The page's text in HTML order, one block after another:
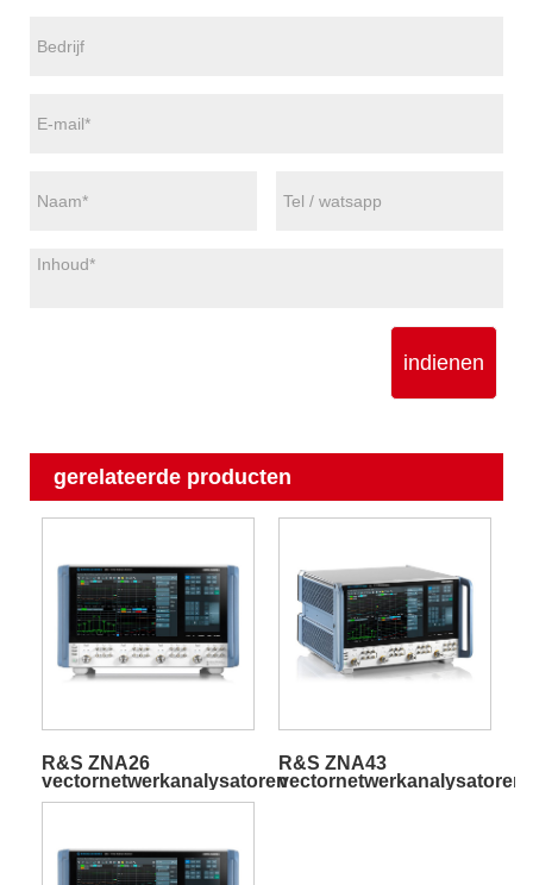
indienen
gerelateerde producten
R&S ZNA26
vectornetwerkanalysatoren
R&S ZNA43
vectornetwerkanalysatoren